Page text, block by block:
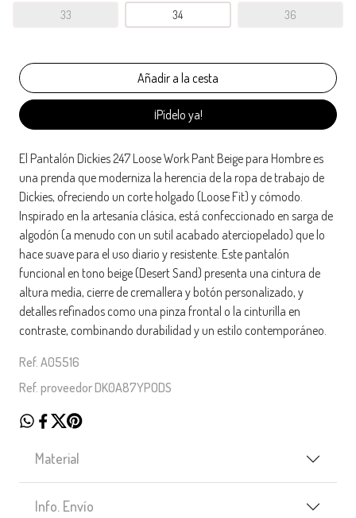
33 34 36
¡Pídelo ya!
El Pantalón Dickies 247 Loose Work Pant Beige para Hombre es
una prenda que moderniza la herencia de la ropa de trabajo de
Dickies, ofreciendo un corte holgado (Loose Fit) y cómodo.
Inspirado en la artesanía clásica, está confeccionado en sarga de
algodón (a menudo con un sutil acabado aterciopelado) que lo
hace suave para el uso diario y resistente. Este pantalón
funcional en tono beige (Desert Sand) presenta una cintura de
altura media, cierre de cremallera y botón personalizado, y
detalles refinados como una pinza frontal o la cinturilla en
contraste, combinando durabilidad y un estilo contemporáneo.
Ref. A05516
Ref. proveedor DK0A87YPODS
Material
Info. Envío